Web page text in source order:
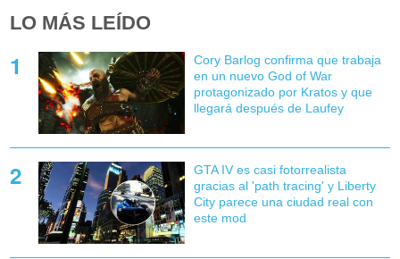
LO MÁS LEÍDO
Cory Barlog confirma que trabaja
en un nuevo God of War
protagonizado por Kratos y que
llegará después de Laufey
GTA IV es casi fotorrealista
gracias al 'path tracing' y Liberty
City parece una ciudad real con
este mod